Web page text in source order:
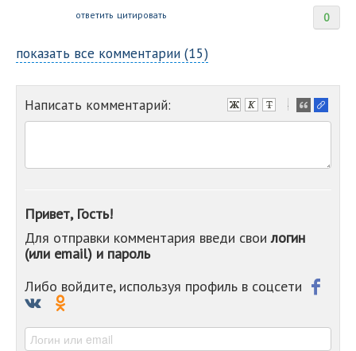
0
ответить цитировать
показать все комментарии (15)
Написать комментарий:
-
-
-
-
-
Привет, Гость!
Для отправки комментария введи своилогин
(или email) и пароль
Либо войдите, используя профиль в соцсети